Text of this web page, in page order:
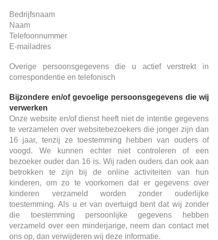
Bedrijfsnaam
Naam
Telefoonnummer
E-mailadres
Overige persoonsgegevens die u actief verstrekt in
correspondentie en telefonisch
Bijzondere en/of gevoelige persoonsgegevens die wij
verwerken
Onze website en/of dienst heeft niet de intentie gegevens
te verzamelen over websitebezoekers die jonger zijn dan
16 jaar, tenzij ze toestemming hebben van ouders of
voogd. We kunnen echter niet controleren of een
bezoeker ouder dan 16 is. Wij raden ouders dan ook aan
betrokken te zijn bij de online activiteiten van hun
kinderen, om zo te voorkomen dat er gegevens over
kinderen verzameld worden zonder ouderlijke
toestemming. Als u er van overtuigd bent dat wij zonder
die toestemming persoonlijke gegevens hebben
verzameld over een minderjarige, neem dan contact met
ons op, dan verwijderen wij deze informatie.